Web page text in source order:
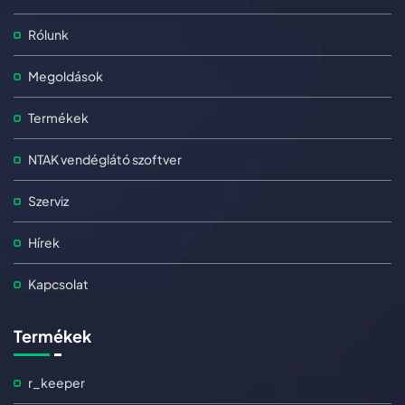
Rólunk
Megoldások
Termékek
NTAK vendéglátó szoftver
Szerviz
Hírek
Kapcsolat
Termékek
r_keeper